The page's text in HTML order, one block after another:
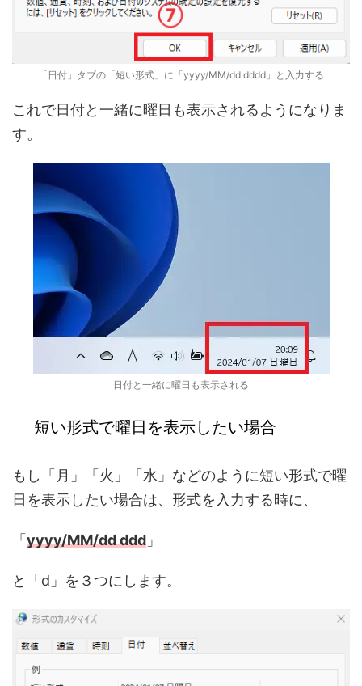
「日付」タブの「短い形式」に「yyyy/MM/dd dddd」と入力する
これで日付と一緒に曜日も表示されるようになりま
す。
日付と一緒に曜日も表示される
短い形式で曜日を表示したい場合
もし「月」「火」「水」などのように短い形式で曜
日を表示したい場合は、形式を入力する時に、
「 yyyy/MM/dd ddd 」
と「d」を３つにします。